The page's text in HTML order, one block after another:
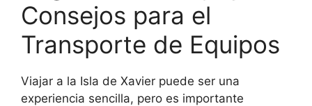
Consejos para el
Transporte de Equipos
Viajar a la Isla de Xavier puede ser una
experiencia sencilla, pero es importante